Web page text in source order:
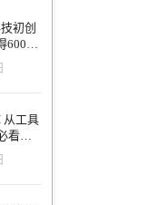
初创
600万
用于
筑行
从工具
看五
8 月
报告